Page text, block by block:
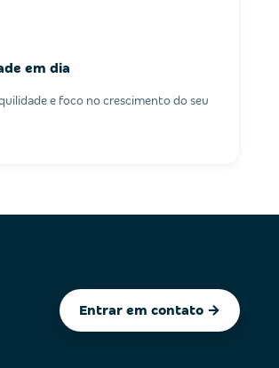
em dia
e foco no crescimento do seu
Entrar em contato →